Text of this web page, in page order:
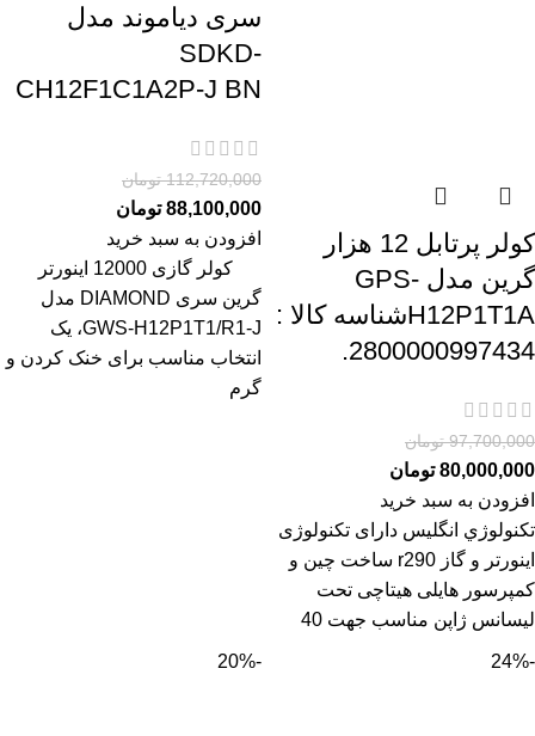
کولر پرتابل 12 هزار
گرین مدل GPS-
H12P1T1Aشناسه کالا :
2800000997434.
97,700,000 تومان
80,000,000 تومان
افزودن به سبد خرید
تکنولوژي انگلیس دارای تکنولوژی
اینورتر و گاز r290 ساخت چین و
کمپرسور هایلی هیتاچی تحت
لیسانس ژاپن مناسب جهت 40
سری دیاموند مدل
SDKD-
CH12F1C1A2P-J BN
112,720,000 تومان
88,100,000 تومان
افزودن به سبد خرید
کولر گازی 12000 اینورتر
گرین سری DIAMOND مدل
GWS-H12P1T1/R1-J، یک
انتخاب مناسب برای خنک کردن و
گرم
-24%
-20%